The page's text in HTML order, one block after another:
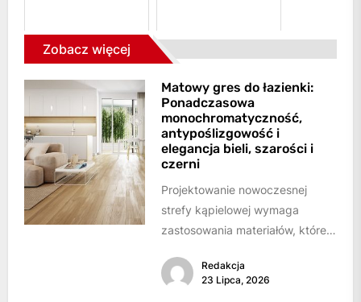
Zobacz więcej
Matowy gres do łazienki:
Ponadczasowa
monochromatyczność,
antypoślizgowość i
elegancja bieli, szarości i
czerni
Projektowanie nowoczesnej
strefy kąpielowej wymaga
zastosowania materiałów, które
powściągliwość z
bezkompromisowymi
Redakcja
23 Lipca, 2026